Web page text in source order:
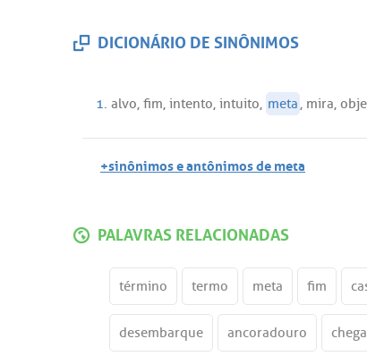
DICIONÁRIO DE SINÔNIMOS
1. alvo, fim, intento, intuito, meta, mira,
+sinônimos e antônimos de meta
PALAVRAS RELACIONADAS
término termo meta fim
desembarque ancoradouro